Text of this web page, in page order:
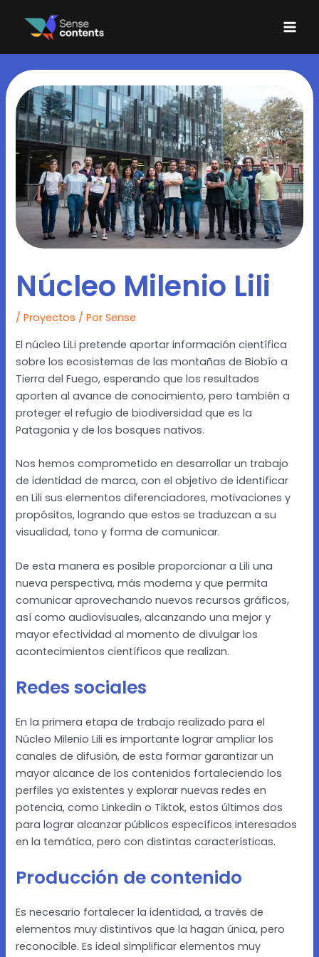
contenido
Núcleo Milenio Lili
/Proyectos / PorSense
El núcleo LiLi pretende aportar información científica
sobre los ecosistemas de las montañas de Biobío a
Tierra del Fuego, esperando que los resultados
aporten al avance de conocimiento, pero también a
proteger el refugio de biodiversidad que es la
Patagonia y de los bosques nativos.
Nos hemos comprometido en desarrollar un trabajo
de identidad de marca, con el objetivo de identificar
en Lili sus elementos diferenciadores, motivaciones y
propósitos, logrando que estos se traduzcan a su
visualidad, tono y forma de comunicar.
De esta manera es posible proporcionar a Lili una
nueva perspectiva, más moderna y que permita
comunicar aprovechando nuevos recursos gráficos,
así como audiovisuales, alcanzando una mejor y
mayor efectividad al momento de divulgar los
acontecimientos científicos que realizan.
Redes sociales
En la primera etapa de trabajo realizado para el
Núcleo Milenio Lili es importante lograr ampliar los
canales de difusión, de esta formar garantizar un
mayor alcance de los contenidos fortaleciendo los
perfiles ya existentes y explorar nuevas redes en
potencia, como Linkedin o Tiktok, estos últimos dos
para lograr alcanzar públicos específicos interesados
en la temática, pero con distintas características.
Producción de contenido
Es necesario fortalecer la identidad, a través de
elementos muy distintivos que la hagan única, pero
reconocible. Es ideal simplificar elementos muy